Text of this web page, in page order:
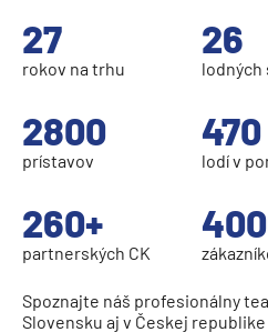
MSC World Europa
Norwegian Cruise Line
Norwegian Aura
Norwegian Bliss
Norwegian
Norwegian Dawn
Norwegian Epic
27
rokov na trhu
26
2800
prístavov
470
lodí v
260+
partnerských CK
Spoznajte náš profesionálny
Slovensku aj v Českej republike